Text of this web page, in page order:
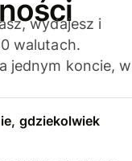
wydajesz i
walutach.
jednym koncie, w
gdziekolwiek